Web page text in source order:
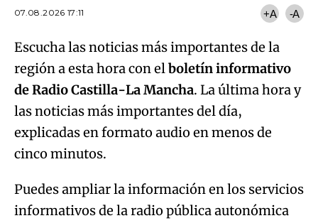
07.08.2026 17:11
+A -A
Escucha las noticias más importantes de la
región a esta hora con elboletín informativo
de Radio Castilla-La Mancha. La última hora y
las noticias más importantes del día,
explicadas en formato audio en menos de
cinco minutos.
Puedes ampliar la información en los servicios
informativos de la radio pública autonómica